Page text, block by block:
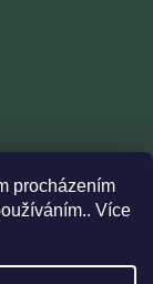
procházením
Více